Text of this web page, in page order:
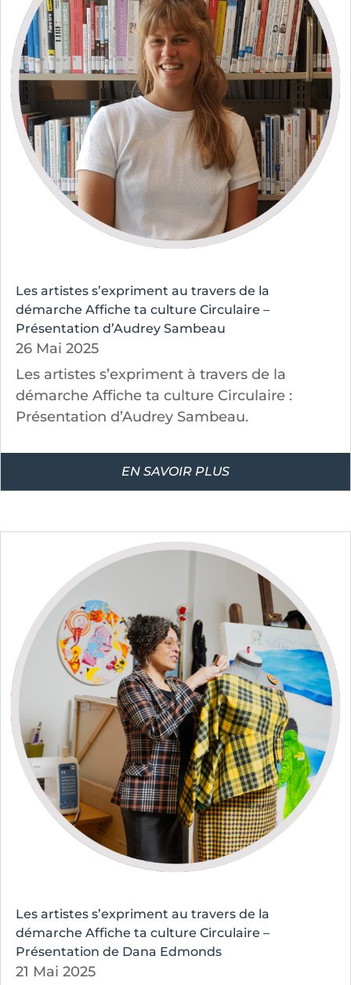
Les artistes s’expriment au travers de la
démarche Affiche ta culture Circulaire –
Présentation d’Audrey Sambeau
26 Mai 2025
Les artistes s’expriment à travers de la
démarche Affiche ta culture Circulaire :
Présentation d’Audrey Sambeau.
EN SAVOIR PLUS
Les artistes s’expriment au travers de la
démarche Affiche ta culture Circulaire –
Présentation de Dana Edmonds
21 Mai 2025